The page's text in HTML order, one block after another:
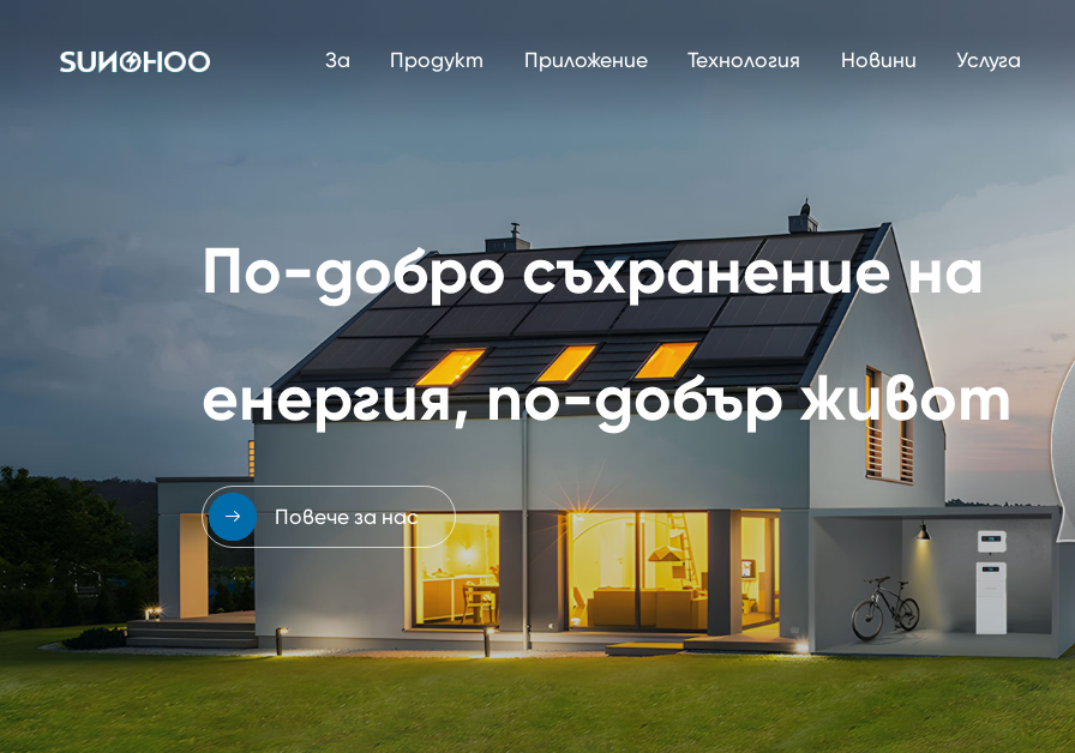
За Продукт Приложение Технология Новини Услуга
По-добро съхранение на
енергия, по-добър живот
 Повече за нас